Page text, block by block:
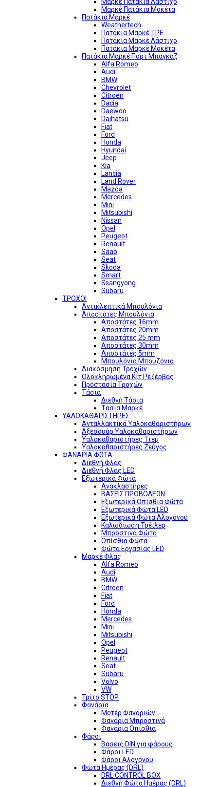
Μαρκέ Πατάκια Μοκέτα
Πατάκια Μαρκέ
Weathertech
Πατάκια Μαρκέ TPE
Πατάκια Μαρκέ Λάστιχο
Πατάκια Μαρκέ Μοκέτα
Πατάκια Μαρκέ Πορτ Μπαγκάζ
Alfa Romeo
Audi
BMW
Chevrolet
Citroen
Dacia
Daewoo
Daihatsu
Fiat
Ford
Honda
Hyundai
Jeep
Kia
Lancia
Land Rover
Mazda
Mercedes
Mini
Mitsubishi
Nissan
Opel
Peugeot
Renault
Saab
Seat
Skoda
Smart
Ssangyong
Subaru
ΤΡΟΧΟΙ
Αντικλεπτικά Μπουλόνια
Αποστάτες Μπουλόνια
Αποστάτες 16mm
Αποστάτες 20mm
Αποστάτες 25 mm
Αποστάτες 30mm
Αποστάτες 5mm
Μπουλόνια Μπουζόνια
Διακόσμηση Τροχών
Ολοκληρωμένα Κιτ Ρεζέρβας
Προστασία Τροχών
Τάσια
Διεθνή Τάσια
Τάσια Μαρκέ
ΥΑΛΟΚΑΘΑΡΙΣΤΗΡΕΣ
Ανταλλακτικά Υαλοκαθαριστήρων
Αξεσουάρ Υαλοκαθαριστήρων
Υαλοκαθαριστήρες 1τεμ
Υαλοκαθαριστήρες Ζεύγος
ΦΑΝΑΡΙΑ ΦΩΤΑ
Διεθνή Φλας
Διεθνή Φλας LED
Εξωτερικά Φώτα
Ανακλαστήρες
ΒΑΣΕΙΣ ΠΡΟΒΟΛΕΩΝ
Εξωτερικά Οπίσθια Φώτα
Εξωτερικά Φώτα LED
Εξωτερικά Φώτα Αλογόνου
Καλωδίωση Τρέιλερ
Μπροστινά Φώτα
Οπίσθια Φώτα
Φώτα Εργασίας LED
Μαρκέ Φλας
Alfa Romeo
Audi
BMW
Citroen
Fiat
Ford
Honda
Mercedes
Mini
Mitsubishi
Opel
Peugeot
Renault
Seat
Subaru
Volvo
VW
Τρίτο STOP
Φανάρια
Μοτέρ Φαναριών
Φανάρια Μπροστινά
Φανάρια Οπίσθια
Φάροι
Βάσεις DIN για φάρους
Φάροι LED
Φάροι Αλογόνου
Φώτα Ημέρας (DRL)
DRL CONTROL BOX
Διεθνή Φώτα Ημέρας (DRL)